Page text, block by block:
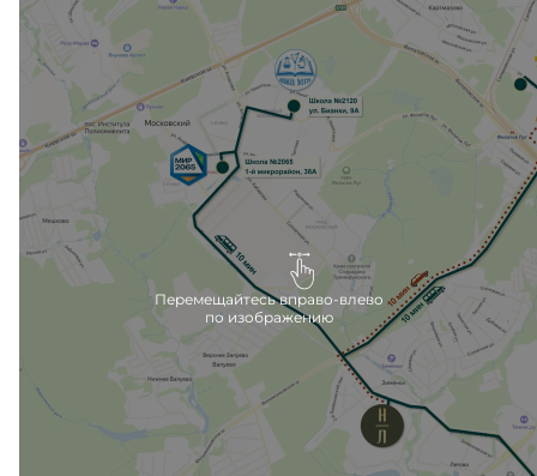
на Госуслугах.
Внутри жилого комплекса также запланированы
школа и детский сад, которые откроются сразу
после сдачи второй очереди.
Ближайшие детские сады расположены в 10
минутах езды на машине, вблизи метро Филатов
луг.
Перемещайтесь вправо-влево
по изображению